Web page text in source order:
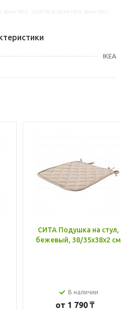
IKEA
СИТА Подушка на стул,
бежевый, 38/35x38x2 см
В наличии
от 1 790 ₸